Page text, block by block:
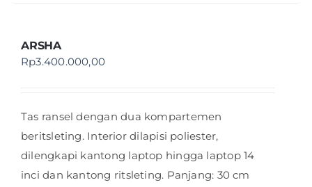
ARSHA
Rp3.400.000,00
Tas ransel dengan dua kompartemen
beritsleting. Interior dilapisi poliester,
dilengkapi kantong laptop hingga laptop 14
inci dan kantong ritsleting. Panjang: 30 cm